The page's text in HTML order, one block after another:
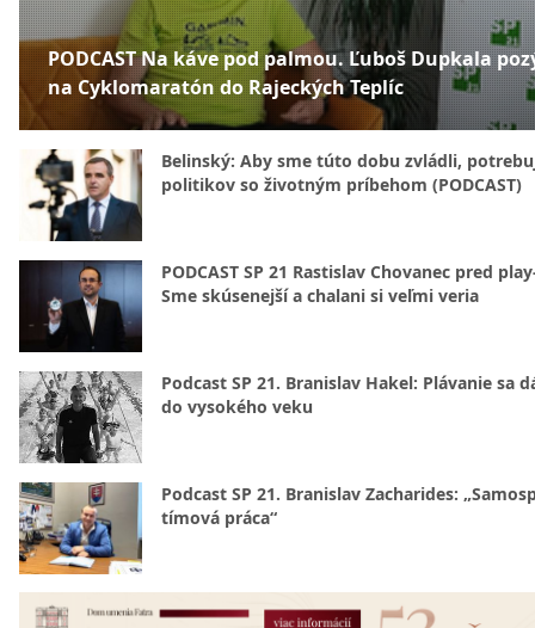
PODCAST Na káve pod palmou. Ľuboš Dupkala
na Cyklomaratón do Rajeckých Teplíc
Belinský: Aby sme túto dobu zvládli,
politikov so životným príbehom (PODCAST)
PODCAST SP 21 Rastislav Chovanec pred
Sme skúsenejší a chalani si veľmi veria
Podcast SP 21. Branislav Hakel: Plávanie sa
do vysokého veku
Podcast SP 21. Branislav Zacharides:
tímová práca“